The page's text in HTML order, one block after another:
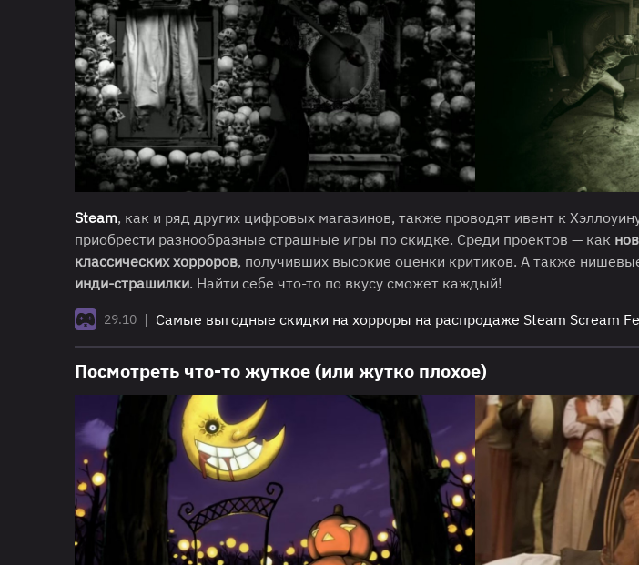
Steam, как и ряд других цифровых магазинов, также проводят ивент к
приобрести разнообразные страшные игры по скидке. Среди проектов — как
классических хорроров, получивших высокие оценки критиков. А также
инди-страшилки. Найти себе что-то по вкусу сможет каждый!
29.10 | Самые выгодные скидки на хорроры на распродаже Steam Scream
Посмотреть что-то жуткое (или жутко плохое)